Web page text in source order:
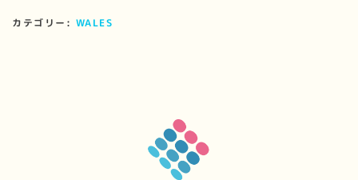
カテゴリー: WALES